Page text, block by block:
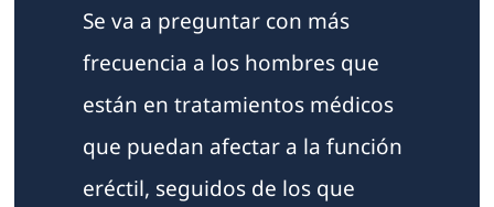
Se va a preguntar con más
frecuencia a los hombres que
están en tratamientos médicos
que puedan afectar a la función
eréctil, seguidos de los que